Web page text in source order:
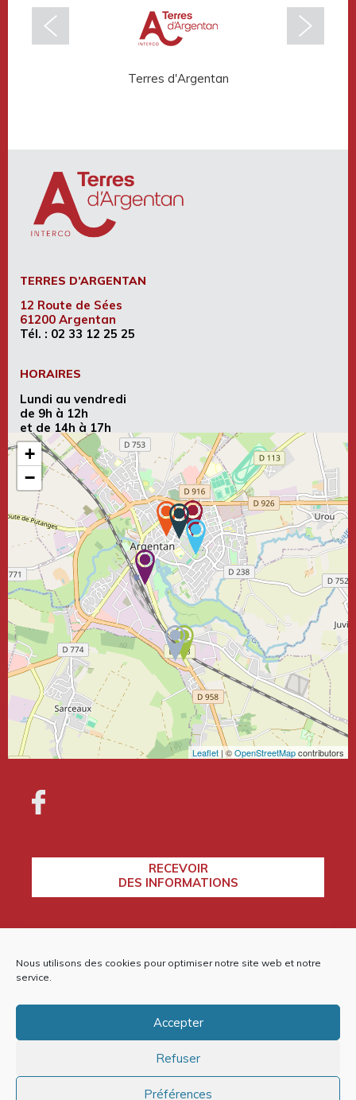
Nous utilisons des cookies pour optimiser notre site web et notre
service.
Accepter
Refuser
Préférences
Terres d'Argentan
TERRES D’ARGENTAN
12 Route de Sées
61200 Argentan
Tél. : 02 33 12 25 25
HORAIRES
Lundi au vendredi
de 9h à 12h
et de 14h à 17h
+
−
Leaflet | ©OpenStreetMapcontributors
RECEVOIR
DES INFORMATIONS
Plan du site
Mentions légales et politique de confidentialité